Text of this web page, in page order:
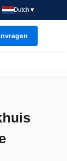
Dutch ▼